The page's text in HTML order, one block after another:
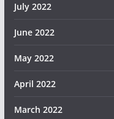
July 2022
June 2022
May 2022
April 2022
March 2022